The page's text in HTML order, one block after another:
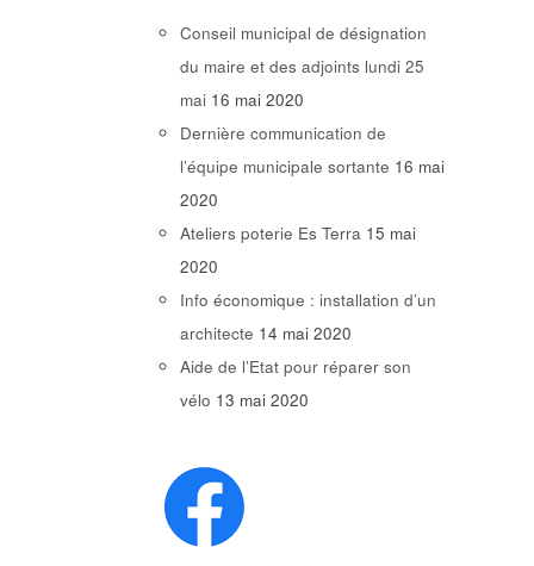
Conseil municipal de désignation
du maire et des adjoints lundi 25
mai 16 mai 2020
Dernière communication de
l’équipe municipale sortante 16 mai
2020
Ateliers poterie Es Terra 15 mai
2020
Info économique : installation d’un
architecte 14 mai 2020
Aide de l’Etat pour réparer son
vélo 13 mai 2020